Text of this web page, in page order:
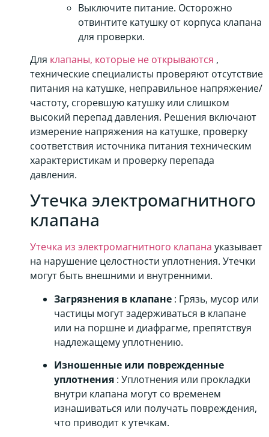
Выключите питание. Осторожно
отвинтите катушку от корпуса клапана
для проверки.
Для клапаны, которые не открываются ,
технические специалисты проверяют отсутствие
питания на катушке, неправильное напряжение/
частоту, сгоревшую катушку или слишком
высокий перепад давления. Решения включают
измерение напряжения на катушке, проверку
соответствия источника питания техническим
характеристикам и проверку перепада
давления.
Утечка электромагнитного
клапана
Утечка из электромагнитного клапана указывает
на нарушение целостности уплотнения. Утечки
могут быть внешними и внутренними.
Загрязнения в клапане : Грязь, мусор или
частицы могут задерживаться в клапане
или на поршне и диафрагме, препятствуя
надлежащему уплотнению.
Изношенные или поврежденные
уплотнения : Уплотнения или прокладки
внутри клапана могут со временем
изнашиваться или получать повреждения,
что приводит к утечкам.